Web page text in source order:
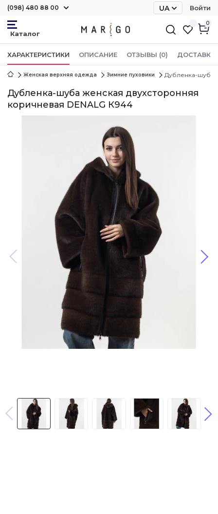
(098) 480 88 00 UA Войти
0
ХАРАКТЕРИСТИКИ ОПИСАНИЕ ОТЗЫВЫ (0) ДОСТАВКА
Женская верхняя одежда Зимние пуховики Дубленка-шуба
Дубленка-шуба женская двухсторонняя
коричневая DENALG К944